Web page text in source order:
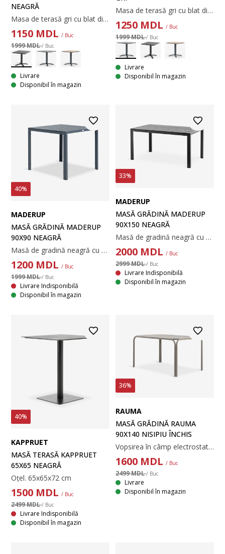
NEAGRĂ
Masa de terasă gri cu blat din lemn artificial și baza din aluminiu vopsit. Lemnul artificial are aspectul și textura lemnului natural fără a necesita întreținere. Aluminiul este un material ușor și robust, care nu ruginește. 70x70x73 cm
1150 MDL / Buc
1999 MDL/ Buc
Livrare
Disponibil în magazin
Masa de terasă gri cu blat din lemn artificial și baza din aluminiu vopsit. Lemnul artificial are aspectul și textura lemnului natural fără a necesita întreținere. Aluminiul este un material ușor și robust, care nu ruginește. 70x70x73 cm
1250 MDL / Buc
1999 MDL/ Buc
Livrare
Disponibil în magazin
40%
MADERUP
MASĂ GRĂDINĂ MADERUP
90X90 NEAGRĂ
Masă de gradină neagră cu blat din lemn artificial. Cadru și picioare din aluminiu vopsit cu pulbere. Lemnul artificial are aspectul și textura lemnului natural fără a necesita întreținere. Aluminiul este un material ușor și robust, care nu ruginește. 90x90x74 cm
1200 MDL / Buc
1999 MDL/ Buc
Livrare Indisponibilă
Disponibil în magazin
33%
MADERUP
MASĂ GRĂDINĂ MADERUP
90X150 NEAGRĂ
Masă de gradină neagră cu blat din lemn artificial. Cadru și picioare din aluminiu vopsit cu pulbere. Lemnul artificial are aspectul și textura lemnului natural fără a necesita întreținere. Aluminiul este un material ușor și robust, care nu ruginește. 90x150x74 cm
2000 MDL / Buc
2999 MDL/ Buc
Livrare Indisponibilă
Disponibil în magazin
40%
KAPPRUET
MASĂ TERASĂ KAPPRUET
65X65 NEAGRĂ
Oțel. 65x65x72 cm
1500 MDL / Buc
2499 MDL/ Buc
Livrare Indisponibilă
Disponibil în magazin
36%
RAUMA
MASĂ GRĂDINĂ RAUMA
90X140 NISIPIU ÎNCHIS
Vopsirea în câmp electrostatic ajută la protejarea metalului de uzură și rugină. Vopsirea în câmp electrostatic este procesul de aplicare a unui strat protector de pulbere colorată pe metal.
1600 MDL / Buc
2499 MDL/ Buc
Livrare
Disponibil în magazin